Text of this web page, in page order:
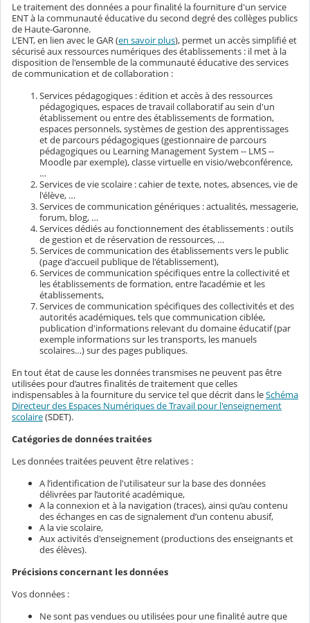
Le traitement des données a pour finalité la fourniture d'un service
ENT à la communauté éducative du second degré des collèges publics
de Haute-Garonne.
L’ENT, en lien avec le GAR (en savoir plus), permet un accès simplifié et
sécurisé aux ressources numériques des établissements : il met à la
disposition de l'ensemble de la communauté éducative des services
de communication et de collaboration :
Services pédagogiques : édition et accès à des ressources
pédagogiques, espaces de travail collaboratif au sein d'un
établissement ou entre des établissements de formation,
espaces personnels, systèmes de gestion des apprentissages
et de parcours pédagogiques (gestionnaire de parcours
pédagogiques ou Learning Management System -- LMS --
Moodle par exemple), classe virtuelle en visio/webconférence,
…
Services de vie scolaire : cahier de texte, notes, absences, vie de
l'élève, …
Services de communication génériques : actualités, messagerie,
forum, blog, …
Services dédiés au fonctionnement des établissements : outils
de gestion et de réservation de ressources, …
Services de communication des établissements vers le public
(page d'accueil publique de l'établissement),
Services de communication spécifiques entre la collectivité et
les établissements de formation, entre l’académie et les
établissements,
Services de communication spécifiques des collectivités et des
autorités académiques, tels que communication ciblée,
publication d'informations relevant du domaine éducatif (par
exemple informations sur les transports, les manuels
scolaires…) sur des pages publiques.
En tout état de cause les données transmises ne peuvent pas être
utilisées pour d’autres finalités de traitement que celles
indispensables à la fourniture du service tel que décrit dans leSchéma
Directeur des Espaces Numériques de Travail pour l'enseignement
scolaire(SDET).
Catégories de données traitées
Les données traitées peuvent être relatives :
A l’identification de l'utilisateur sur la base des données
délivrées par l’autorité académique,
A la connexion et à la navigation (traces), ainsi qu’au contenu
des échanges en cas de signalement d’un contenu abusif,
A la vie scolaire,
Aux activités d'enseignement (productions des enseignants et
des élèves).
Précisions concernant les données
Vos données :
Ne sont pas vendues ou utilisées pour une finalité autre que